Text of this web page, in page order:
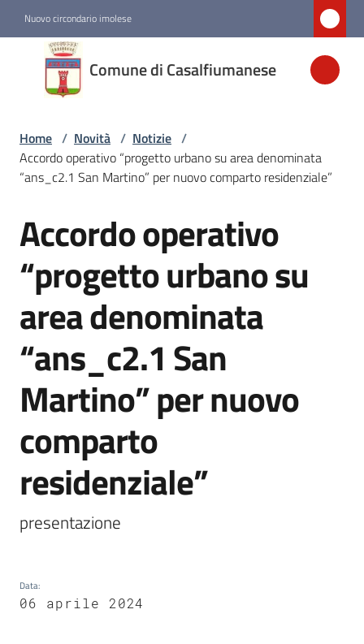
Nuovo circondario imolese
Comune di Casalfiumanese
Comune di
Casalfiumanese
Amministrazione
Vivere
Casalfiumanese
on-
argomenti
Home / Novità / Notizie /
Accordo operativo “progetto urbano su area denominata
“ans_c2.1 San Martino” per nuovo comparto residenziale”
Salta al contenuto
Accordo operativo
“progetto urbano su
area denominata
“ans_c2.1 San
Martino” per nuovo
comparto
residenziale”
presentazione
Data:
06 aprile 2024